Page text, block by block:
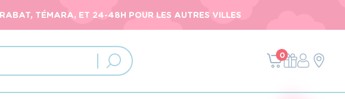
TÉMARA, ET 24-48H POUR LES AUTRES VILLES
0